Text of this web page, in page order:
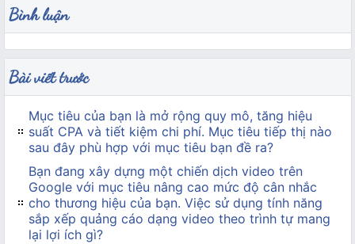
Bình luận
Bài viết trước
Mục tiêu của bạn là mở rộng quy mô, tăng hiệu
suất CPA và tiết kiệm chi phí. Mục tiêu tiếp thị nào
sau đây phù hợp với mục tiêu bạn đề ra?
Bạn đang xây dựng một chiến dịch video trên
Google với mục tiêu nâng cao mức độ cân nhắc
cho thương hiệu của bạn. Việc sử dụng tính năng
sắp xếp quảng cáo dạng video theo trình tự mang
lại lợi ích gì?